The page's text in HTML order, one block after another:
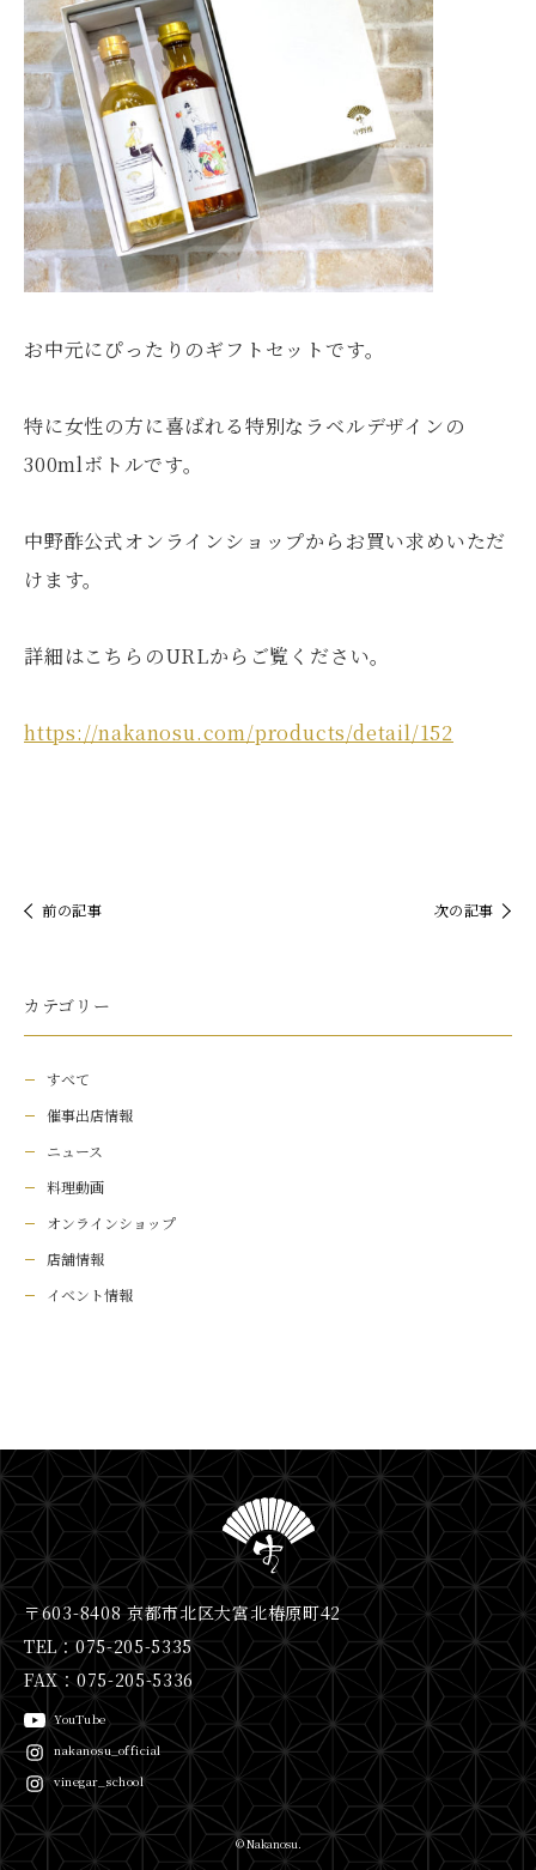
お中元にぴったりのギフトセットです。
特に女性の方に喜ばれる特別なラベルデザインの
300mlボトルです。
中野酢公式オンラインショップからお買い求めいただ
けます。
詳細はこちらのURLからご覧ください。
https://nakanosu.com/products/detail/152
前の記事 次の記事
カテゴリー
すべて
催事出店情報
ニュース
料理動画
オンラインショップ
店舗情報
イベント情報
〒603-8408 京都市北区大宮北椿原町42
TEL：075-205-5335
FAX：075-205-5336
YouTube
nakanosu_official
vinegar_school
© Nakanosu.